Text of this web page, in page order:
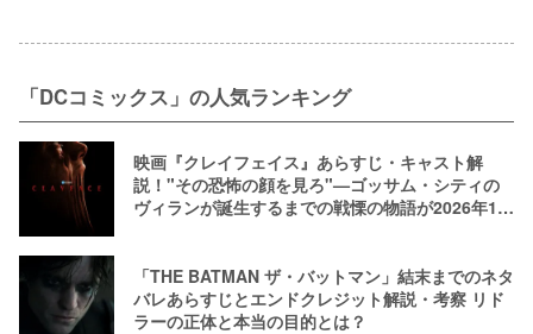
「DCコミックス」の人気ランキング
映画『クレイフェイス』あらすじ・キャスト解
説！"その恐怖の顔を見ろ"—ゴッサム・シティの
ヴィランが誕生するまでの戦慄の物語が2026年10
「THE BATMAN ザ・バットマン」結末までのネタ
バレあらすじとエンドクレジット解説・考察 リド
ラーの正体と本当の目的とは？